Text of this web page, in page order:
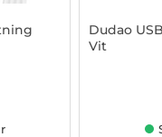
Dudao
Vit